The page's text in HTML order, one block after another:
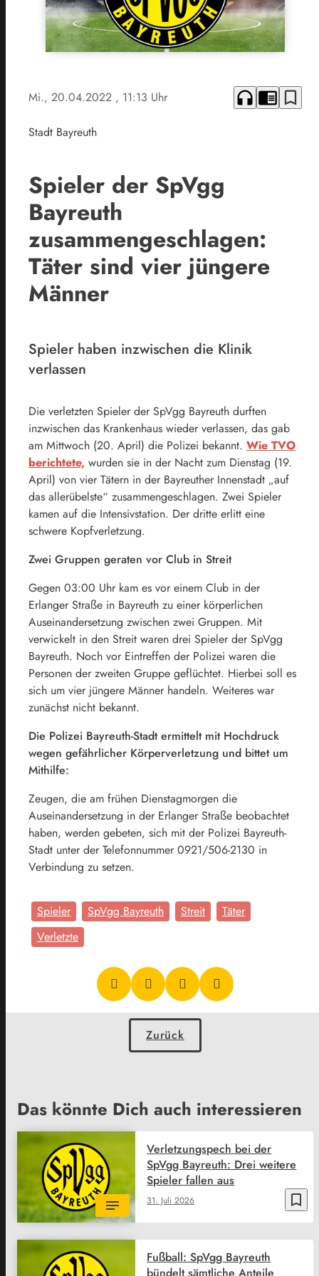
Mi., 20.04.2022 , 11:13 Uhr headphones chrome_reader_mode bookmark_border
Stadt Bayreuth
Spieler der SpVgg
Bayreuth
zusammengeschlagen:
Täter sind vier jüngere
Männer
Spieler haben inzwischen die Klinik
verlassen
Die verletzten Spieler der SpVgg Bayreuth durften
inzwischen das Krankenhaus wieder verlassen, das gab
am Mittwoch (20. April) die Polizei bekannt. Wie TVO
berichtete, wurden sie in der Nacht zum Dienstag (19.
April) von vier Tätern in der Bayreuther Innenstadt „auf
das allerübelste“ zusammengeschlagen. Zwei Spieler
kamen auf die Intensivstation. Der dritte erlitt eine
schwere Kopfverletzung.
Zwei Gruppen geraten vor Club in Streit
Gegen 03:00 Uhr kam es vor einem Club in der
Erlanger Straße in Bayreuth zu einer körperlichen
Auseinandersetzung zwischen zwei Gruppen. Mit
verwickelt in den Streit waren drei Spieler der SpVgg
Bayreuth. Noch vor Eintreffen der Polizei waren die
Personen der zweiten Gruppe geflüchtet. Hierbei soll es
sich um vier jüngere Männer handeln. Weiteres war
zunächst nicht bekannt.
Die Polizei Bayreuth-Stadt ermittelt mit Hochdruck
wegen gefährlicher Körperverletzung und bittet um
Mithilfe:
Zeugen, die am frühen Dienstagmorgen die
Auseinandersetzung in der Erlanger Straße beobachtet
haben, werden gebeten, sich mit der Polizei Bayreuth-
Stadt unter der Telefonnummer 0921/506-2130 in
Verbindung zu setzen.
Spieler SpVgg Bayreuth Streit
Täter
Verletzte
Zurück
Das könnte Dich auch interessieren
bookmark_border
31. Juli 2026
Verletzungspech bei der
SpVgg Bayreuth: Drei weitere
Spieler fallen aus
Fußball: SpVgg Bayreuth
bündelt sämtliche Anteile